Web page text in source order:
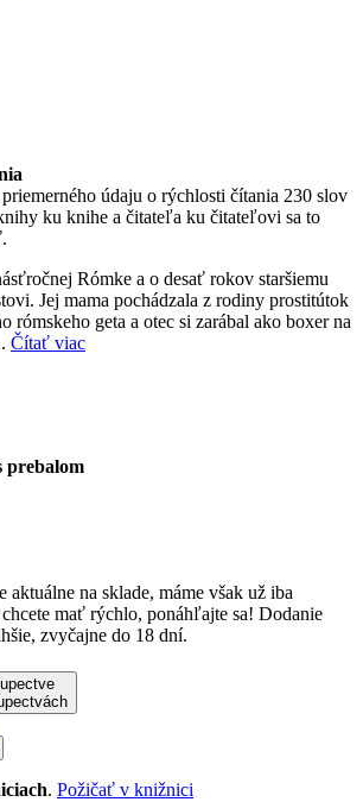
údaju o rýchlosti čítania 230 slov
ku knihe a čitateľa ku čitateľovi sa to
Rómke a o desať rokov staršiemu
Jej mama pochádzala z rodiny prostitútok
rómskeho geta a otec si zarábal ako boxer na
Čítať viac
prebalom
aktuálne na sklade, máme však už iba
mať rýchlo, ponáhľajte sa! Dodanie
zvyčajne do 18 dní.
. Požičať v knižnici